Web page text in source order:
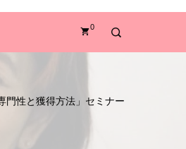
0
門性と獲得方法」セミナー